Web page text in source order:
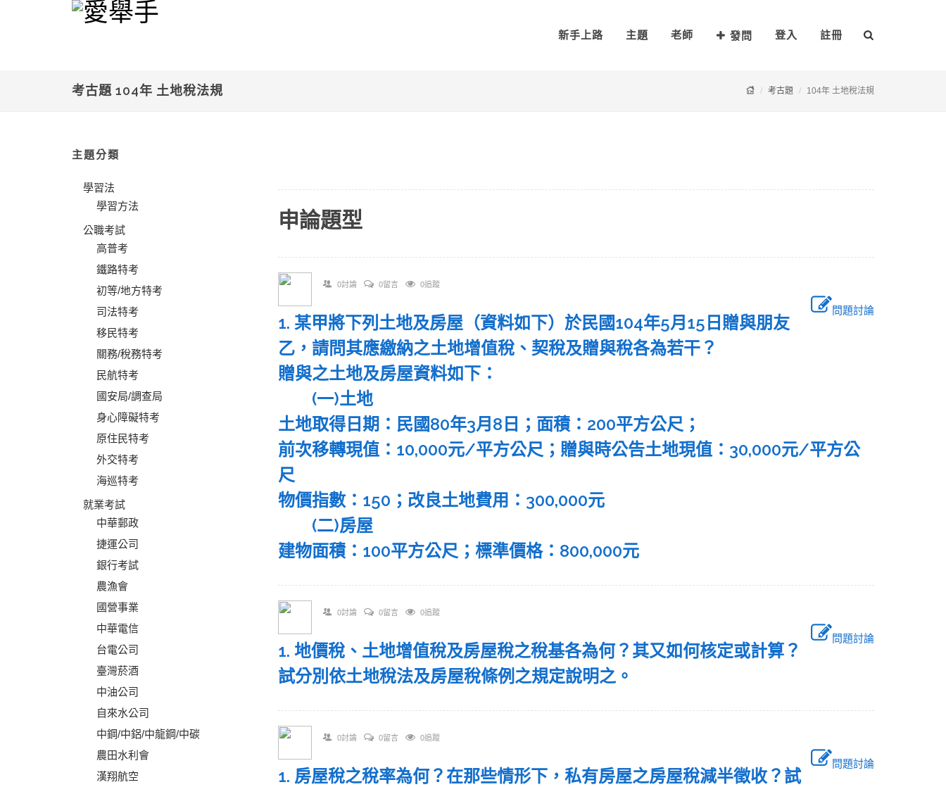
新手上路 主題 老師 發問 登入 註冊
考古題 104年 土地稅法規 考古題 104年 土地稅法規
主題分類
學習法
學習方法
公職考試
高普考
鐵路特考
初等/地方特考
司法特考
移民特考
關務/稅務特考
民航特考
國安局/調查局
身心障礙特考
原住民特考
外交特考
海巡特考
就業考試
中華郵政
捷運公司
銀行考試
農漁會
國營事業
中華電信
台電公司
臺灣菸酒
中油公司
自來水公司
中鋼/中鋁/中龍鋼/中碳
農田水利會
漢翔航空
申論題型
0討論 0留言 0追蹤
問題討論
1. 某甲將下列土地及房屋（資料如下）於民國104年5月15日贈與朋友
乙，請問其應繳納之土地增值稅、契稅及贈與稅各為若干？
贈與之土地及房屋資料如下：
(一)土地
土地取得日期：民國80年3月8日；面積：200平方公尺；
前次移轉現值：10,000元/平方公尺；贈與時公告土地現值：30,000元/平方公
尺
物價指數：150；改良土地費用：300,000元
(二)房屋
建物面積：100平方公尺；標準價格：800,000元
0討論 0留言 0追蹤
問題討論
1. 地價稅、土地增值稅及房屋稅之稅基各為何？其又如何核定或計算？
試分別依土地稅法及房屋稅條例之規定說明之。
0討論 0留言 0追蹤
問題討論
1. 房屋稅之稅率為何？在那些情形下，私有房屋之房屋稅減半徵收？試